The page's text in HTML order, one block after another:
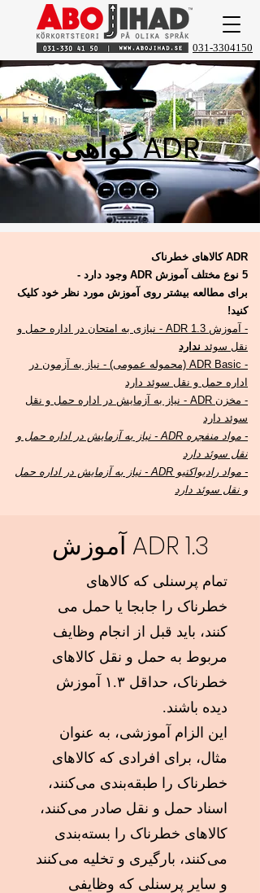
031-3304150
گواهی ADR
ADR کالاهای خطرناک
5 نوع مختلف آموزش ADR وجود دارد -
برای مطالعه بیشتر روی آموزش مورد نظر خود کلیک
کنید!
- آموزش ADR 1.3 - نیازی به امتحان در اداره حمل و
نقل سوئد ندارد
- ADR Basic (محموله عمومی) - نیاز به آزمون در
اداره حمل و نقل سوئد دارد
- مخزن ADR - نیاز به آزمایش در اداره حمل و نقل
سوئد دارد
- مواد منفجره ADR - نیاز به آزمایش در اداره حمل و
نقل سوئد دارد
- مواد رادیواکتیو ADR - نیاز به آزمایش در اداره حمل
و نقل سوئد دارد
آموزش ADR 1.3
تمام پرسنلی که کالاهای
خطرناک را جابجا یا حمل می
کنند، باید قبل از انجام وظایف
مربوط به حمل و نقل کالاهای
خطرناک، حداقل ۱.۳ آموزش
دیده باشند.
این الزام آموزشی، به عنوان
مثال، برای افرادی که کالاهای
خطرناک را طبقه‌بندی می‌کنند،
اسناد حمل و نقل صادر می‌کنند،
کالاهای خطرناک را بسته‌بندی
می‌کنند، بارگیری و تخلیه می‌کنند
و سایر پرسنلی که وظایفی